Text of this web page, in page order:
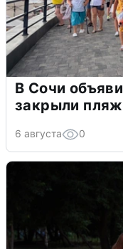
В Сочи
закрыли
6 августа 0